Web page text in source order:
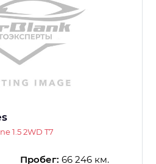
1.5 2WD T7
Пробег: 66 246 км.